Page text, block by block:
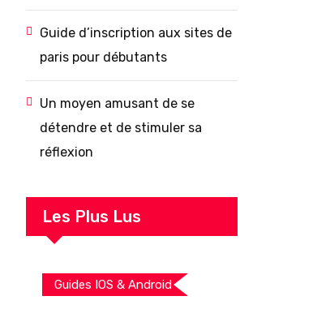
Guide d’inscription aux sites de
paris pour débutants
Un moyen amusant de se
détendre et de stimuler sa
réflexion
Les Plus Lus
Guides IOS & Android